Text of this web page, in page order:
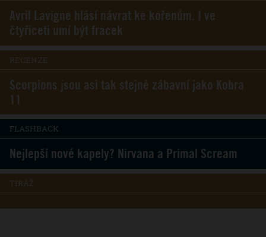
Avril Lavigne hlásí návrat ke kořenům. I ve
čtyřiceti umí být fracek
RECENZE
Scorpions jsou asi tak stejně zábavní jako Kobra
11
FLASHBACK
Nejlepší nové kapely? Nirvana a Primal Scream
TIRÁŽ